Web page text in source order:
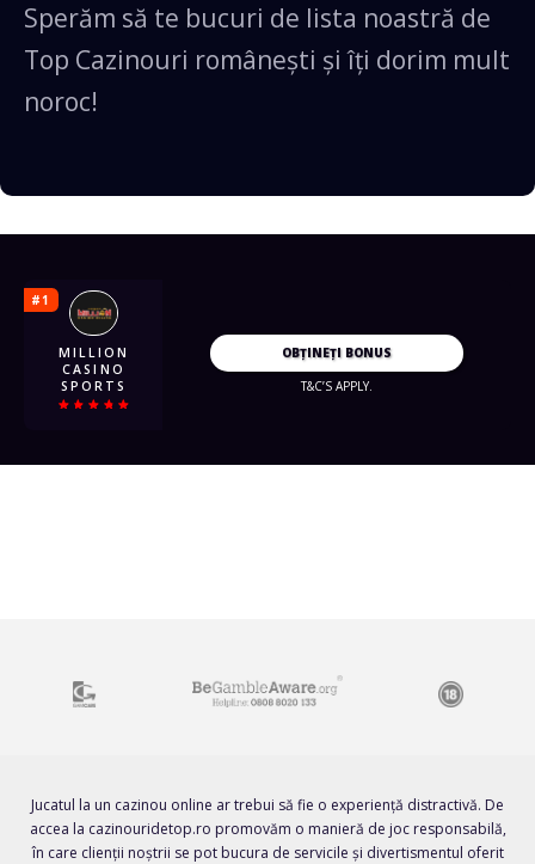
Sperăm să te bucuri de lista noastră de
Top Cazinouri românești și îți dorim mult
noroc!
OBȚINEȚI BONUS
T&C’S APPLY.
Jucatul la un cazinou online ar trebui să fie o experiență distractivă. De
accea la cazinouridetop.ro promovăm o manieră de joc responsabilă,
în care clienții noștrii se pot bucura de servicile și divertismentul oferit